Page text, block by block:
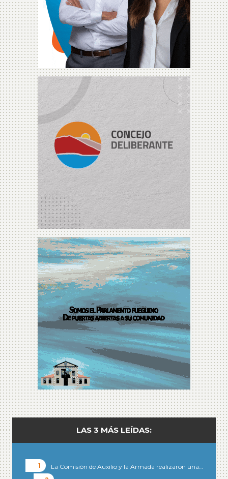
LAS 3 MÁS LEÍDAS:
La Comisión de Auxilio y la Armada realizaron una…